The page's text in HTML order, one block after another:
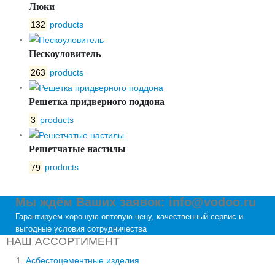
Люки
132 products
Пескоуловитель
263 products
Решетка придверного поддона
3 products
Решетчатые настилы
79 products
Мы ждём Ваших заявок: info@vodoo.ru
Гарантируем хорошую оптовую цену, качественный сервис и
выгодные условия сотрудничества
НАШ АССОРТИМЕНТ
Асбестоцементные изделия